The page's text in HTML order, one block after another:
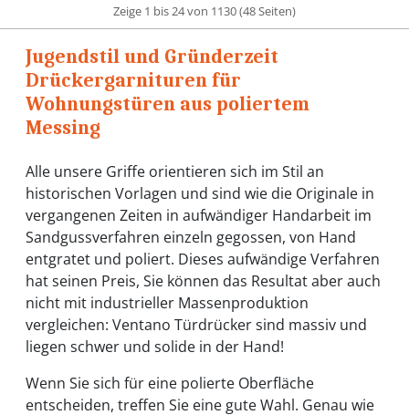
Zeige 1 bis 24 von 1130 (48 Seiten)
Jugendstil und Gründerzeit
Drückergarnituren für
Wohnungstüren aus poliertem
Messing
Alle unsere Griffe orientieren sich im Stil an
historischen Vorlagen und sind wie die Originale in
vergangenen Zeiten in aufwändiger Handarbeit im
Sandgussverfahren einzeln gegossen, von Hand
entgratet und poliert. Dieses aufwändige Verfahren
hat seinen Preis, Sie können das Resultat aber auch
nicht mit industrieller Massenproduktion
vergleichen: Ventano Türdrücker sind massiv und
liegen schwer und solide in der Hand!
Wenn Sie sich für eine polierte Oberfläche
entscheiden, treffen Sie eine gute Wahl. Genau wie